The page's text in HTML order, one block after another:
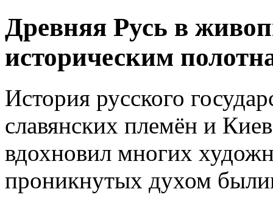
Древняя Русь в
историческим
История русского
славянских племён и
вдохновил многих
проникнутых духом